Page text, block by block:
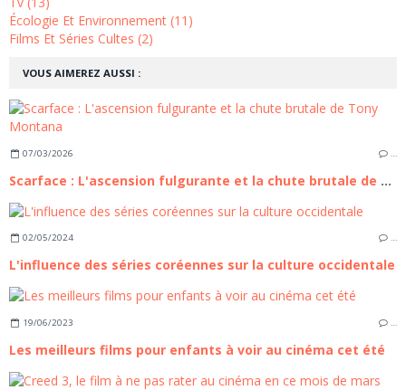
VOUS AIMEREZ AUSSI :
07/03/2026 …
Scarface : L'ascension fulgurante et la chute brutale de Tony Montana
02/05/2024 …
L'influence des séries coréennes sur la culture occidentale
19/06/2023 …
Les meilleurs films pour enfants à voir au cinéma cet été
Écologie Et Environnement (11)
Films Et Séries Cultes (2)